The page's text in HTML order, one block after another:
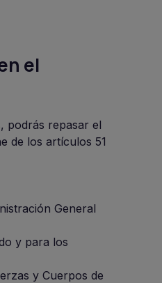
el
podrás repasar el
de los artículos 51
General
y para los
y Cuerpos de